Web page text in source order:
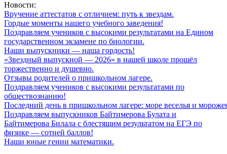
Новости:
Вручение аттестатов с отличием: путь к звездам.
Гордые моменты нашего учебного заведения!
Поздравляем учеников с высокими результатами на Едином
государственном экзамене по биологии.
Наши выпускники — наша гордость!
«Звездный выпускной — 2026» в нашей школе прошёл
торжественно и душевно.
Отзывы родителей о пришкольном лагере.
Поздравляем учеников с высокими результатами по
обществознанию!
Последний день в пришкольном лагере: море веселья и
Поздравляем выпускников Байтимерова Булата и
Байтимерова Билала с блестящим результатом на ЕГЭ по
физике — сотней баллов!
Наши юные гении математики.